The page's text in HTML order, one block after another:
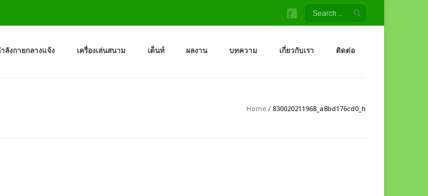
เครื่องออกกำลังกายกลางแจ้ง สนามเด็กเล่น โรงงานผู้ผลิต เครื่องออกกำลังกายกลางแจ้ง
ผู้ผลิตเครื่องออกกำลังกายกลางเเจ้ง ราคาถูกจากโรงงาน สนามเด็กเล่น กระดานลื่น สไลเดอร์ ชิงช้า อุโมงค์ จำหน่
ลังกายกลางแจ้ง เครื่องเล่นสนาม เต็นท์ ผลงาน บทความ เกี่ยวกับเรา ติดต่อ
Home / 830020211968_a8bd176cd0_h